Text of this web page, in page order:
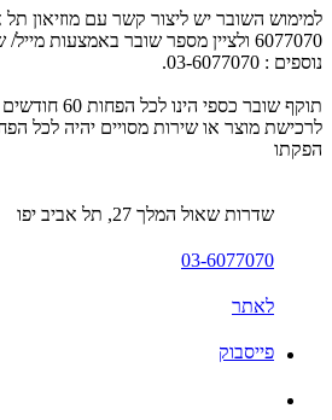
6077070 ולציין מספר שובר באמצעות
נוספים : 03-6077070.
תוקף שובר
הפקתו
שדרות שאול המלך 27, תל אביב יפו
03-6077070
לאתר
פייסבוק